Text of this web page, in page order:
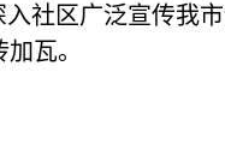
社区广泛宣传我
瓦。